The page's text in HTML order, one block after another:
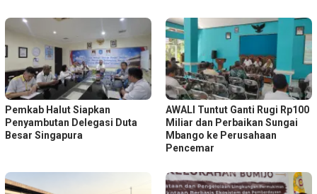
Pemkab Halut Siapkan
Penyambutan Delegasi Duta
Besar Singapura
AWALI Tuntut Ganti Rugi Rp100
Miliar dan Perbaikan Sungai
Mbango ke Perusahaan
Pencemar